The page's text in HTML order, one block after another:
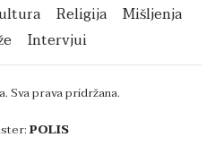
Religija
Mišljenja
Intervjui
Sva prava pridržana.
POLIS